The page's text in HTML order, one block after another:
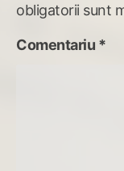
obligatorii sunt
Comentariu *